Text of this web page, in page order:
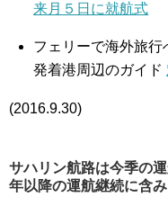
来月５日に就航式
フェリーで海外旅行
発着港周辺のガイド
(2016.9.30)
サハリン航路は今季の
年以降の運航継続に含み